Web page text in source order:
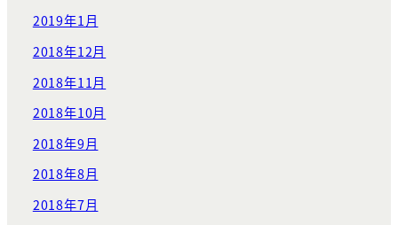
2019年1月
2018年12月
2018年11月
2018年10月
2018年9月
2018年8月
2018年7月